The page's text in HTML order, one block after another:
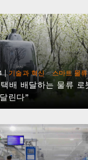
| 기술과 혁신·스마트 물류
배 배달하는 물류 로
린다”